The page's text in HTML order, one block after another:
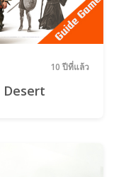
10 ปีที่แล้ว
Desert